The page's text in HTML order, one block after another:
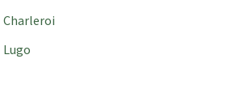
Charleroi
Lugo